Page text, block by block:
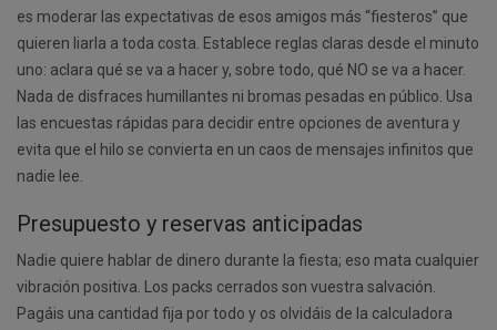
es moderar las expectativas de esos amigos más “fiesteros” que
quieren liarla a toda costa. Establece reglas claras desde el minuto
uno: aclara qué se va a hacer y, sobre todo, qué NO se va a hacer.
Nada de disfraces humillantes ni bromas pesadas en público. Usa
las encuestas rápidas para decidir entre opciones de aventura y
evita que el hilo se convierta en un caos de mensajes infinitos que
nadie lee.
Presupuesto y reservas anticipadas
Nadie quiere hablar de dinero durante la fiesta; eso mata cualquier
vibración positiva. Los packs cerrados son vuestra salvación.
Pagáis una cantidad fija por todo y os olvidáis de la calculadora